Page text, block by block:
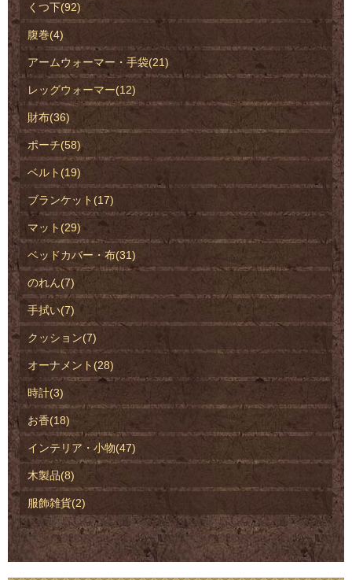
くつ下(92)
腹巻(4)
アームウォーマー・手袋(21)
レッグウォーマー(12)
財布(36)
ポーチ(58)
ベルト(19)
ブランケット(17)
マット(29)
ベッドカバー・布(31)
のれん(7)
手拭い(7)
クッション(7)
オーナメント(28)
時計(3)
お香(18)
インテリア・小物(47)
木製品(8)
服飾雑貨(2)